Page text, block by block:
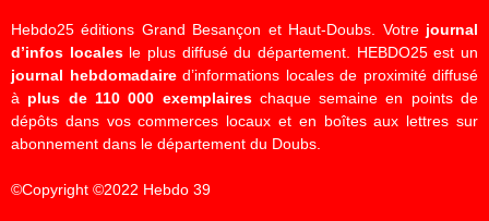
Hebdo25 éditions Grand Besançon et Haut-Doubs. Votre journal
d’infos localesle plus diffusé du département. HEBDO25 est un
journal hebdomadaired’informations locales de proximité diffusé
à plus de 110 000 exemplaireschaque semaine en points de
dépôts dans vos commerces locaux et en boîtes aux lettres sur
abonnement dans le département du Doubs.
©Copyright ©2022 Hebdo 39